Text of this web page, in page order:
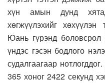
хүн амын дунд
хөгжүүлэхийг
Юань гүрэнд
үндэс гэсэн бодлого
судалгаагаар
365 хоног 2422 секунд